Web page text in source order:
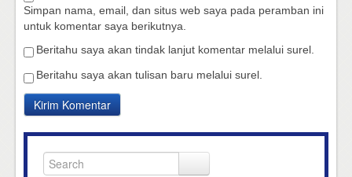
Simpan nama, email, dan situs web saya pada peramban ini
untuk komentar saya berikutnya.
Beritahu saya akan tindak lanjut komentar melalui surel.
Beritahu saya akan tulisan baru melalui surel.